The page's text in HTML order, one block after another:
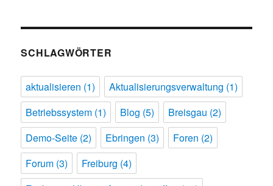
SCHLAGWÖRTER
aktualisieren (1) Aktualisierungsverwaltung (1)
Betriebssystem (1) Blog (5) Breisgau (2)
Demo-Seite (2) Ebringen (3) Foren (2)
Forum (3) Freiburg (4)